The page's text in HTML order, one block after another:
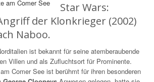
Star Wars:
der Klonkrieger (2002)
Naboo.
ist bekannt für seine atemberaubende
Villen und als Zufluchtsort für Prominente.
Comer See ist berühmt für ihren besonderen